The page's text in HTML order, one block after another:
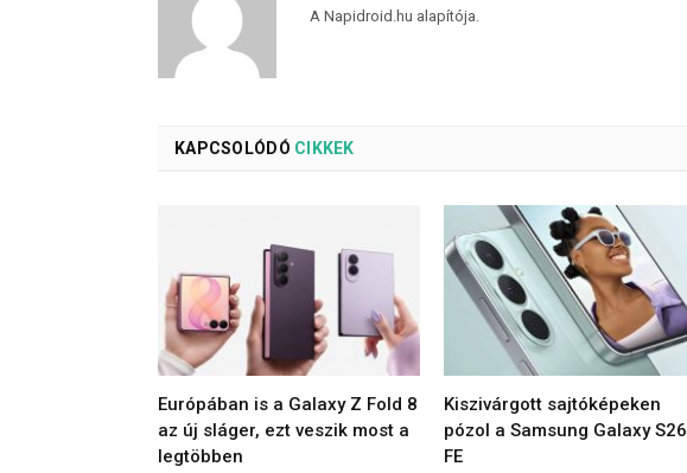
A Napidroid.hu alapítója.
KAPCSOLÓDÓ CIKKEK
Európában is a Galaxy Z Fold 8
az új sláger, ezt veszik most a
legtöbben
Kiszivárgott sajtóképeken
pózol a Samsung Galaxy S26
FE